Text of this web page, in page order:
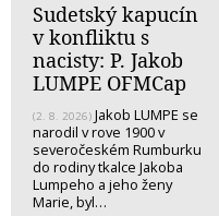
Sudetský kapucín
v konfliktu s
nacisty: P. Jakob
LUMPE OFMCap
(2. 8. 2026) Jakob LUMPE se
narodil v rove 1900 v
severočeském Rumburku
do rodiny tkalce Jakoba
Lumpeho a jeho ženy
Marie, byl…